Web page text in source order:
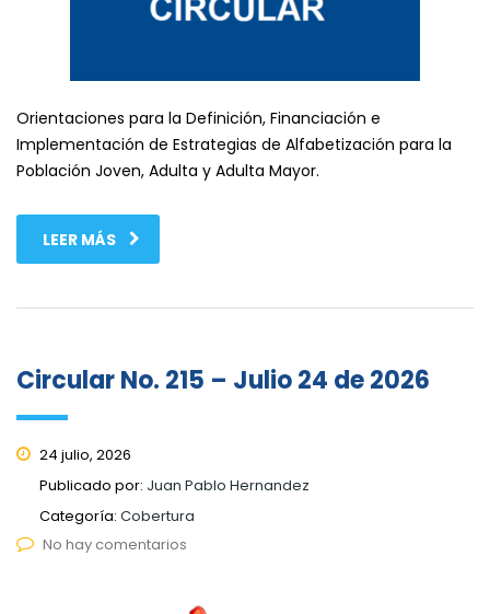
Orientaciones para la Definición, Financiación e
Implementación de Estrategias de Alfabetización para la
Población Joven, Adulta y Adulta Mayor.
LEER MÁS
Circular No. 215 – Julio 24 de 2026
24 julio, 2026
Publicado por: Juan Pablo Hernandez
Categoría: Cobertura
No hay comentarios